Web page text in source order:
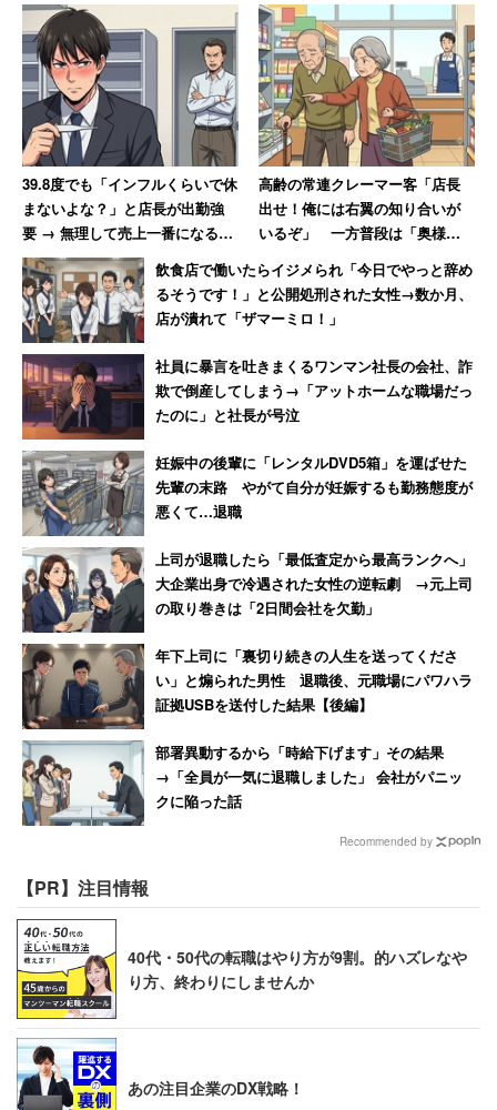
39.8度でも「インフルくらいで休
まないよな？」と店長が出勤強
要 → 無理して売上一番になると
「ずっとインフルでいいんじゃ
ないか？」と言われて激怒した
男性
高齢の常連クレーマー客「店長
出せ！俺には右翼の知り合いが
いるぞ」 一方普段は「奥様と
飲食店で働いたらイジメられ「今日でやっと辞め
るそうです！」と公開処刑された女性→数か月、
店が潰れて「ザマーミロ！」
社員に暴言を吐きまくるワンマン社長の会社、詐
欺で倒産してしまう→「アットホームな職場だっ
たのに」と社長が号泣
妊娠中の後輩に「レンタルDVD5箱」を運ばせた
先輩の末路 やがて自分が妊娠するも勤務態度が
悪くて…退職
上司が退職したら「最低査定から最高ランクへ」
大企業出身で冷遇された女性の逆転劇 →元上司
の取り巻きは「2日間会社を欠勤」
年下上司に「裏切り続きの人生を送ってくださ
い」と煽られた男性 退職後、元職場にパワハラ
証拠USBを送付した結果【後編】
部署異動するから「時給下げます」その結果
→「全員が一気に退職しました」 会社がパニッ
クに陥った話
Recommended by
【PR】注目情報
40代・50代の転職はやり方が9割。的ハズレなや
り方、終わりにしませんか
あの注目企業のDX戦略！